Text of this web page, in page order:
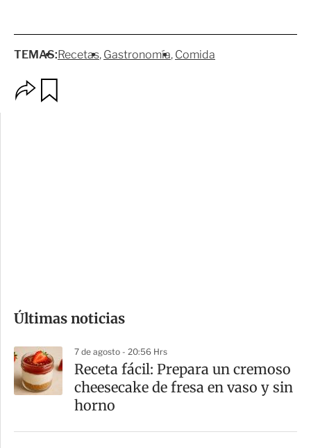
TEMAS: Recetas Gastronomía Comida
m
a
r
t
Últimas noticias
7 de agosto - 20:56 Hrs
Receta fácil: Prepara un cremoso
cheesecake de fresa en vaso y sin
horno